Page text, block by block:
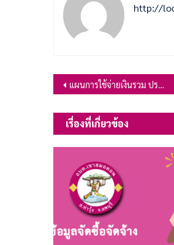
http://
แนะแนว
เรื่อง
แผนการใช้จ่ายเงินรวม ประจำปีงบประมาณ พ.ศ.2567 ไตรมาสที่ 2 (มกราคม – มีนาคม 2567)
เรื่องที่เกี่ยวข้อง